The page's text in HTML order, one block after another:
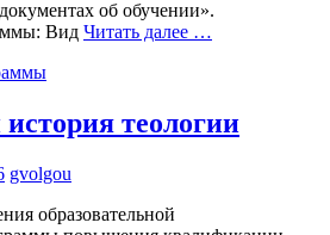
об обучении».
Вид Читать далее …
теологии
gvolgou
образовательной